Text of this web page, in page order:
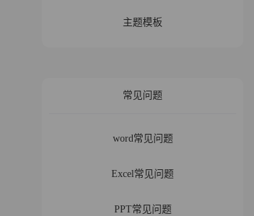
主题模板
常见问题
word常见问题
Excel常见问题
PPT常见问题